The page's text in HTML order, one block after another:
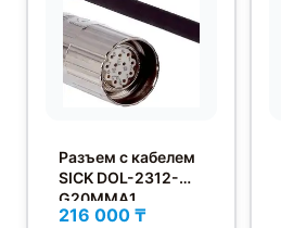
Разъем с кабелем
SICK DOL-2312-
G20MMA1
216 000 ₸